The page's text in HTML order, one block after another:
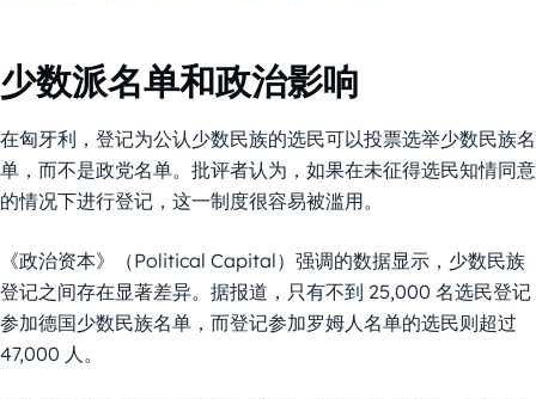
少数派名单和政治影响
在匈牙利，登记为公认少数民族的选民可以投票选举少数民族名
单，而不是政党名单。批评者认为，如果在未征得选民知情同意
的情况下进行登记，这一制度很容易被滥用。
《政治资本》（Political Capital）强调的数据显示，少数民族
登记之间存在显著差异。据报道，只有不到 25,000 名选民登记
参加德国少数民族名单，而登记参加罗姆人名单的选民则超过
47,000 人。